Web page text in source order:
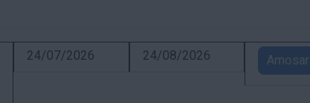
24/07/2026 24/08/2026 Amosar